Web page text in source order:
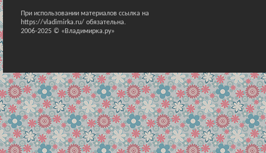
При использовании материалов ссылка на
https://vladimirka.ru/ обязательна.
2006-2025 © «Владимирка.ру»